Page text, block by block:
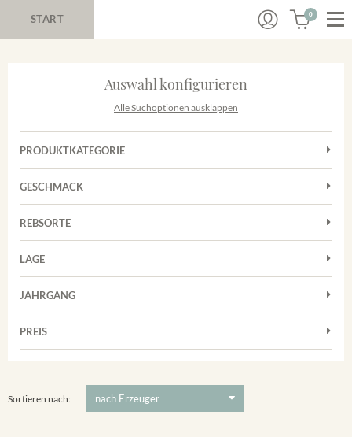
START 0
Auswahl konfigurieren
Alle Suchoptionen ausklappen
PRODUKTKATEGORIE
Cuvées
Rosé
Weißwein
GESCHMACK
Trocken
REBSORTE
Chardonnay
Grauburgunder
Riesling
LAGE
Achkarrer Schlossberg
Vorderer Winklerberg
Winklerberg Hinter Winklen
JAHRGANG
PREIS
Sortieren nach: